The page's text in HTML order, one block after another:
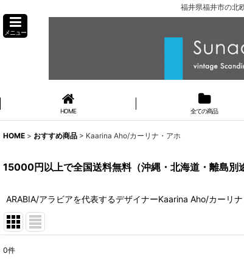
福井県福井市の北
メニュー
HOME 全ての商品
HOME > おすすめ商品 > Kaarina Aho/カーリナ・アホ
15000円以上で全国送料無料（沖縄・北海道・離島別
ARABIA/アラビアを代表するデザイナーKaarina Aho/カーリ
0件